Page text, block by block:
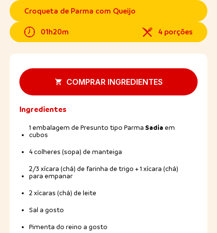
Croqueta de Parma com Queijo
01h20m 4 porções
COMPRAR INGREDIENTES
Ingredientes
1 embalagem de Presunto tipo Parma Sadia em
cubos
4 colheres (sopa) de manteiga
2/3 xícara (chá) de farinha de trigo + 1 xícara (chá)
para empanar
2 xícaras (chá) de leite
Sal a gosto
Pimenta do reino a gosto